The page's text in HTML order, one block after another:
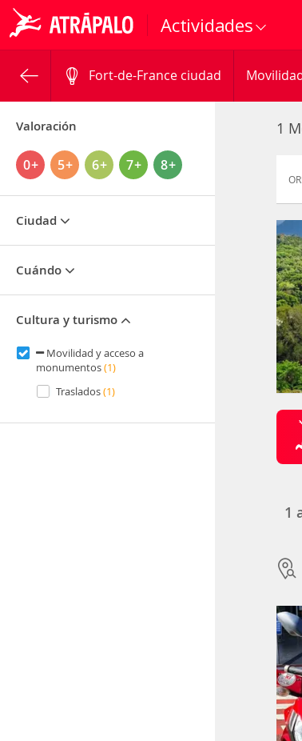
Actividades
Fort-de-France ciudad
Valoración
0+ 5+ 6+ 7+ 8+
Ciudad
Cuándo
Cultura y turismo
Movilidad y acceso a
monumentos(1)
Traslados(1)
1
1